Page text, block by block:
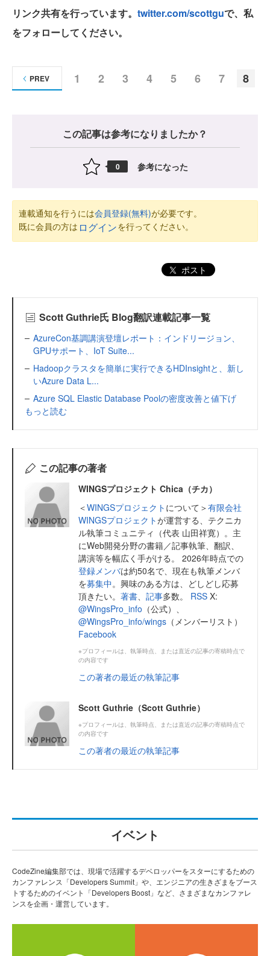
リンク共有を行っています。 twitter.com/scottguで、私
をフォローしてください。
1 2 3 4 5 6 7 8
PREV
この記事は参考になりましたか？
0 参考になった
連載通知を行うには会員登録(無料)が必要です。
既に会員の方は ログインを行ってください。
ポスト
Scott Guthrie氏 Blog翻訳連載記事一覧
AzureCon基調講演登壇レポート：インドリージョン、
GPUサポート、IoT Suite...
Hadoopクラスタを簡単に実行できるHDInsightと、新し
いAzure Data L...
Azure SQL Elastic Database Poolの密度改善と値下げ
もっと読む
この記事の著者
WINGSプロジェクト Chica（チカ）
＜WINGSプロジェクト について＞有限会社
WINGSプロジェクトが運営する、テクニカ
ル執筆コミュニティ（代表 山田祥寛）。主
にWeb開発分野の書籍／記事執筆、翻訳、
講演等を幅広く手がける。 2026年時点での
登録メンバは約50名で、現在も執筆メンバ
を募集中。興味のある方は、どしどし応募
頂きたい。 著書、 記事多数。 RSS X:
@WingsPro_info （公式）、
@WingsPro_info/wings （メンバーリスト）
Facebook
※プロフィールは、執筆時点、または直近の記事の寄稿時点で
の内容です
この著者の最近の執筆記事
Scott Guthrie（Scott Guthrie）
※プロフィールは、執筆時点、または直近の記事の寄稿時点で
の内容です
この著者の最近の執筆記事
イベント
CodeZine編集部では、現場で活躍するデベロッパーをスターにするための
カンファレンス「Developers Summit」や、エンジニアの生きざまをブース
トするためのイベント「Developers Boost」など、さまざまなカンファレ
ンスを企画・運営しています。